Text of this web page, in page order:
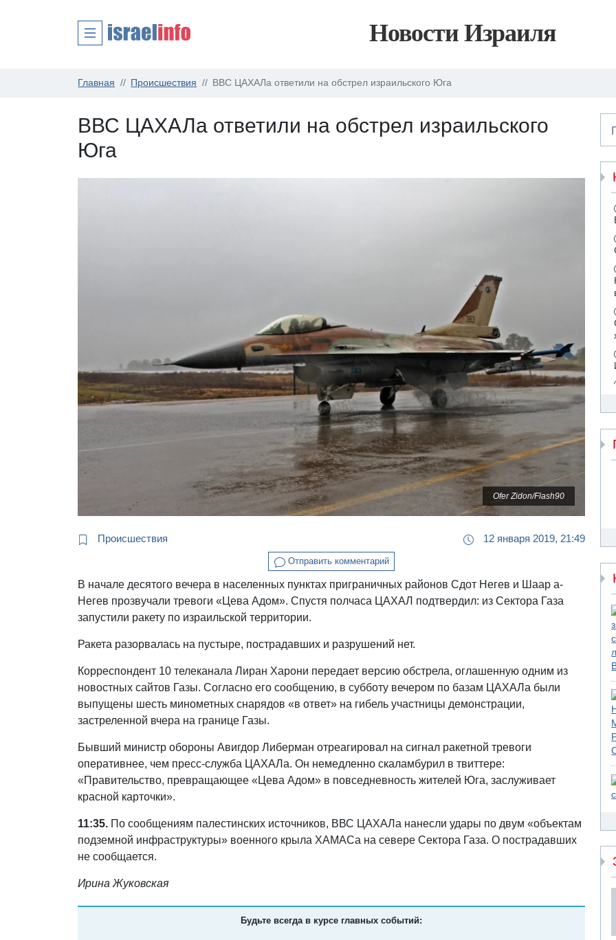
Новости Израиля
Главная Происшествия ВВС ЦАХАЛа ответили на обстрел израильского Юга
ВВС ЦАХАЛа ответили на обстрел израильского
Юга
Ofer Zidon/Flash90
Происшествия 12 января 2019, 21:49
Отправить комментарий
В начале десятого вечера в населенных пунктах приграничных районов Сдот Негев и Шаар а-
Негев прозвучали тревоги «Цева Адом». Спустя полчаса ЦАХАЛ подтвердил: из Сектора Газа
запустили ракету по израильской территории.
Ракета разорвалась на пустыре, пострадавших и разрушений нет.
Корреспондент 10 телеканала Лиран Харони передает версию обстрела, оглашенную одним из
новостных сайтов Газы. Согласно его сообщению, в субботу вечером по базам ЦАХАЛа были
выпущены шесть минометных снарядов «в ответ» на гибель участницы демонстрации,
застреленной вчера на границе Газы.
Бывший министр обороны Авигдор Либерман отреагировал на сигнал ракетной тревоги
оперативнее, чем пресс-служба ЦАХАЛа. Он немедленно скаламбурил в твиттере:
«Правительство, превращающее «Цева Адом» в повседневность жителей Юга, заслуживает
красной карточки».
11:35. По сообщениям палестинских источников, ВВС ЦАХАЛа нанесли удары по двум «объектам
подземной инфраструктуры» военного крыла ХАМАСа на севере Сектора Газа. О пострадавших
не сообщается.
Ирина Жуковская
Будьте всегда в курсе главных событий: